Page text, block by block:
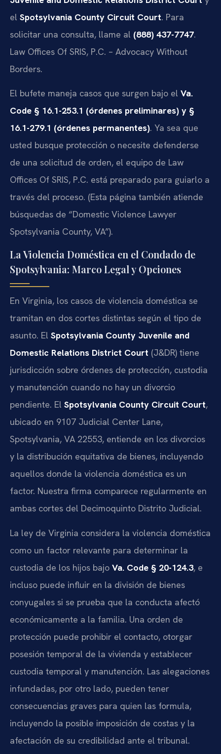
el Spotsylvania County Circuit Court. Para
solicitar una consulta, llame al (888) 437-7747.
Law Offices Of SRIS, P.C. – Advocacy Without
Borders.
El bufete maneja casos que surgen bajo el Va.
Code § 16.1-253.1 (órdenes preliminares) y §
16.1-279.1 (órdenes permanentes). Ya sea que
usted busque protección o necesite defenderse
de una solicitud de orden, el equipo de Law
Offices Of SRIS, P.C. está preparado para guiarlo a
través del proceso. (Esta página también atiende
búsquedas de “Domestic Violence Lawyer
Spotsylvania County, VA”).
La Violencia Doméstica en el Condado de
Spotsylvania: Marco Legal y Opciones
En Virginia, los casos de violencia doméstica se
tramitan en dos cortes distintas según el tipo de
asunto. El Spotsylvania County Juvenile and
Domestic Relations District Court (J&DR) tiene
jurisdicción sobre órdenes de protección, custodia
y manutención cuando no hay un divorcio
pendiente. El Spotsylvania County Circuit Court,
ubicado en 9107 Judicial Center Lane,
Spotsylvania, VA 22553, entiende en los divorcios
y la distribución equitativa de bienes, incluyendo
aquellos donde la violencia doméstica es un
factor. Nuestra firma comparece regularmente en
ambas cortes del Decimoquinto Distrito Judicial.
La ley de Virginia considera la violencia doméstica
como un factor relevante para determinar la
custodia de los hijos bajo Va. Code § 20-124.3, e
incluso puede influir en la división de bienes
conyugales si se prueba que la conducta afectó
económicamente a la familia. Una orden de
protección puede prohibir el contacto, otorgar
posesión temporal de la vivienda y establecer
custodia temporal y manutención. Las alegaciones
infundadas, por otro lado, pueden tener
consecuencias graves para quien las formula,
incluyendo la posible imposición de costas y la
afectación de su credibilidad ante el tribunal.